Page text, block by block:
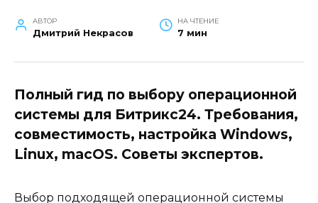
АВТОР
Дмитрий Некрасов
НА ЧТЕНИЕ
7 мин
Полный гид по выбору операционной
системы для Битрикс24. Требования,
совместимость, настройка Windows,
Linux, macOS. Советы экспертов.
Выбор подходящей операционной системы